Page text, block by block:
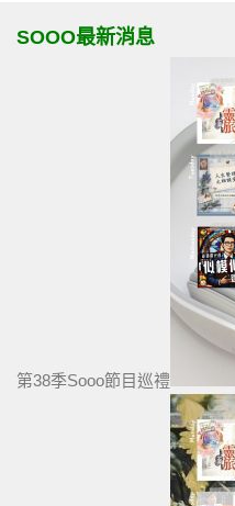
SOOO最新消息
第38季Sooo節目巡禮